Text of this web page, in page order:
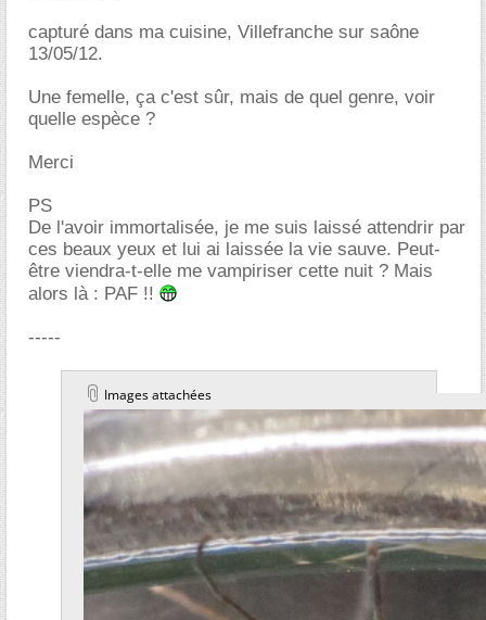
capturé dans ma cuisine, Villefranche sur saône
13/05/12.
Une femelle, ça c'est sûr, mais de quel genre, voir
quelle espèce ?
Merci
PS
De l'avoir immortalisée, je me suis laissé attendrir par
ces beaux yeux et lui ai laissée la vie sauve. Peut-
être viendra-t-elle me vampiriser cette nuit ? Mais
alors là : PAF !!
-----
Images attachées